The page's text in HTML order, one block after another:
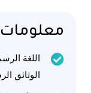
اللغة
الوثائق